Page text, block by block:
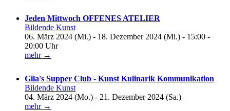
Jeden Mittwoch OFFENES ATELIER
Bildende Kunst
06. März 2024 (Mi.) - 18. Dezember 2024 (Mi.) - 15:00 -
20:00 Uhr
mehr →
Gila's Supper Club - Kunst Kulinarik Kommunikation
Bildende Kunst
04. März 2024 (Mo.) - 21. Dezember 2024 (Sa.)
mehr →